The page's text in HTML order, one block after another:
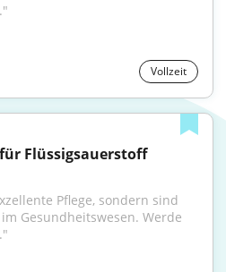
Vollzeit
für Flüssigsauerstoff
Pflege, sondern sind